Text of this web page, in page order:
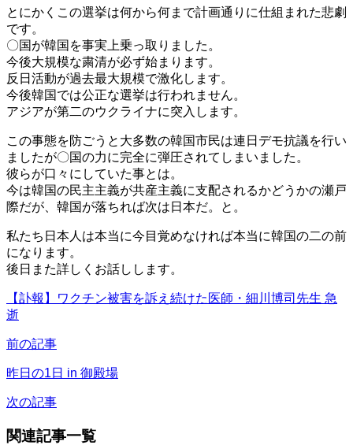
とにかくこの選挙は何から何まで計画通りに仕組まれた悲劇
です。
〇国が韓国を事実上乗っ取りました。
今後大規模な粛清が必ず始まります。
反日活動が過去最大規模で激化します。
今後韓国では公正な選挙は行われません。
アジアが第二のウクライナに突入します。
この事態を防ごうと大多数の韓国市民は連日デモ抗議を行い
ましたが〇国の力に完全に弾圧されてしまいました。
彼らが口々にしていた事とは。
今は韓国の民主主義が共産主義に支配されるかどうかの瀬戸
際だが、韓国が落ちれば次は日本だ。と。
私たち日本人は本当に今目覚めなければ本当に韓国の二の前
になります。
後日また詳しくお話しします。
【訃報】ワクチン被害を訴え続けた医師・細川博司先生 急
逝
前の記事
昨日の1日 in 御殿場
次の記事
関連記事一覧